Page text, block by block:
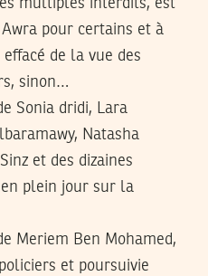
multiples interdits, est
pour certains et à
de la vue des
sinon…
Sonia dridi, Lara
Natasha
et des dizaines
en plein jour sur la
Meriem Ben Mohamed,
et poursuivie